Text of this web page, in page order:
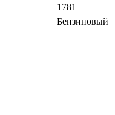
1781
Бензиновый